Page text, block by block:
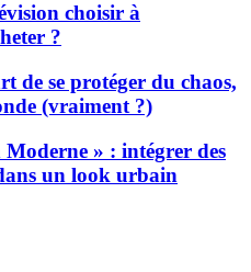
choisir à
?
de se protéger du chaos,
(vraiment ?)
» : intégrer des
un look urbain